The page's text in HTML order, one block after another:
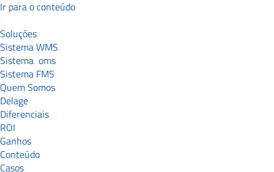
Ir para o conteúdo
Soluções
Sistema WMS
Sistema oms
Sistema FMS
Quem Somos
Delage
Diferenciais
ROI
Ganhos
Conteúdo
Casos